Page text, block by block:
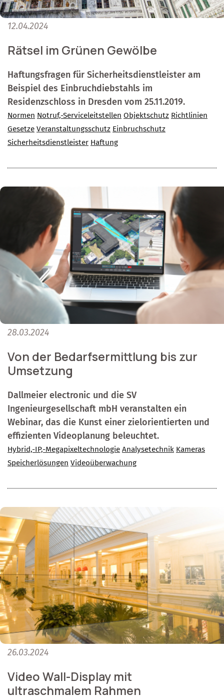
12.04.2024
Rätsel im Grünen Gewölbe
Haftungsfragen für Sicherheitsdienstleister am
Beispiel des Einbruchdiebstahls im
Residenzschloss in Dresden vom 25.11.2019.
Normen Notruf,-Serviceleitstellen Objektschutz Richtlinien
Gesetze Veranstaltungsschutz Einbruchschutz
Sicherheitsdienstleister Haftung
28.03.2024
Von der Bedarfsermittlung bis zur
Umsetzung
Dallmeier electronic und die SV
Ingenieurgesellschaft mbH veranstalten ein
Webinar, das die Kunst einer zielorientierten und
effizienten Videoplanung beleuchtet.
Hybrid,-IP,-Megapixeltechnologie Analysetechnik Kameras
Speicherlösungen Videoüberwachung
26.03.2024
Video Wall-Display mit
ultraschmalem Rahmen